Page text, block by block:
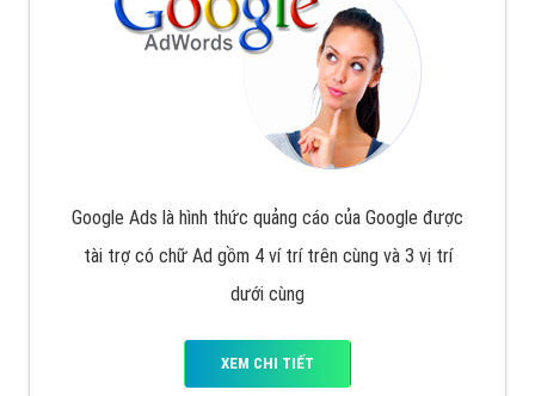
Google Ads là hình thức quảng cáo của Google được
tài trợ có chữ Ad gồm 4 ví trí trên cùng và 3 vị trí
dưới cùng
XEM CHI TIẾT